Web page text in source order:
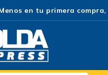
en tu primera compra,